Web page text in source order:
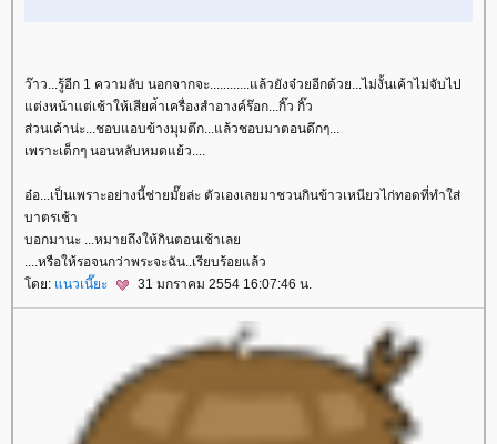
ว๊าว...รู้อีก 1 ความลับ นอกจากจะ............แล้วยังจ๋วยอีกด้วย...ไม่งั้นเค้าไม่จับไป
ต่งหน้าแต่เช้าให้เสียค่้าเครื่องสำอางค์ร๊อก...กิ๊ว กิ๊ว
ส่วนเค้าน่ะ...ชอบแอบข้างมุมตึก...แล้วชอบมาตอนดึกๆ...
เพราะเด็กๆ นอนหลับหมดแย้ว....
อ๋อ...เป็นเพราะอย่างนี้ช่ายมั๊ยล่ะ ตัวเองเลยมาชวนกินข้าวเหนียวไก่ทอดที่ทำใส่
บาตรเช้า
บอกมานะ ...หมายถึงให้กินตอนเช้าเล
....หรือให้รอจนกว่าพระจะฉัน..เรียบร้อยแล้ว
ดย: นวเนี๊ยะ 31 มกราคม 2554 16:07:46 น.